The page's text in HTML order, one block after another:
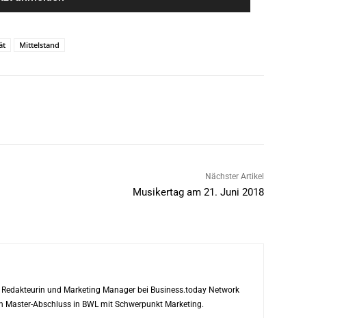
Mittelstand
Nächster Artikel
Musikertag am 21. Juni 2018
und Marketing Manager bei Business.today Network
Master-Abschluss in BWL mit Schwerpunkt Marketing.